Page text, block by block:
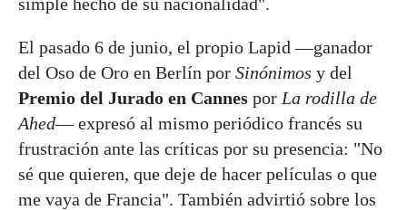
El pasado 6 de junio, el propio Lapid —ganador
del Oso de Oro en Berlín por Sinónimos y del
Premio del Jurado en Cannes por La rodilla de
Ahed— expresó al mismo periódico francés su
frustración ante las críticas por su presencia: "No
sé que quieren, que deje de hacer películas o que
me vaya de Francia". También advirtió sobre los